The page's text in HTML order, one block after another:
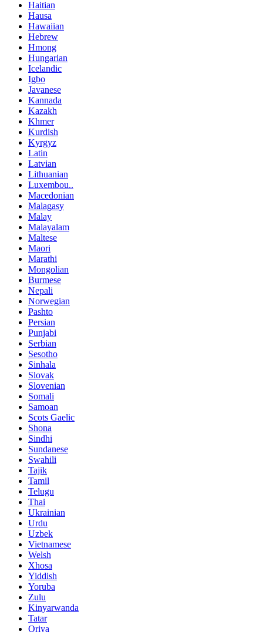
Haitian
Hausa
Hawaiian
Hebrew
Hmong
Hungarian
Icelandic
Igbo
Javanese
Kannada
Kazakh
Khmer
Kurdish
Kyrgyz
Latin
Latvian
Lithuanian
Luxembou..
Macedonian
Malagasy
Malay
Malayalam
Maltese
Maori
Marathi
Mongolian
Burmese
Nepali
Norwegian
Pashto
Persian
Punjabi
Serbian
Sesotho
Sinhala
Slovak
Slovenian
Somali
Samoan
Scots Gaelic
Shona
Sindhi
Sundanese
Swahili
Tajik
Tamil
Telugu
Thai
Ukrainian
Urdu
Uzbek
Vietnamese
Welsh
Xhosa
Yiddish
Yoruba
Zulu
Kinyarwanda
Tatar
Oriya